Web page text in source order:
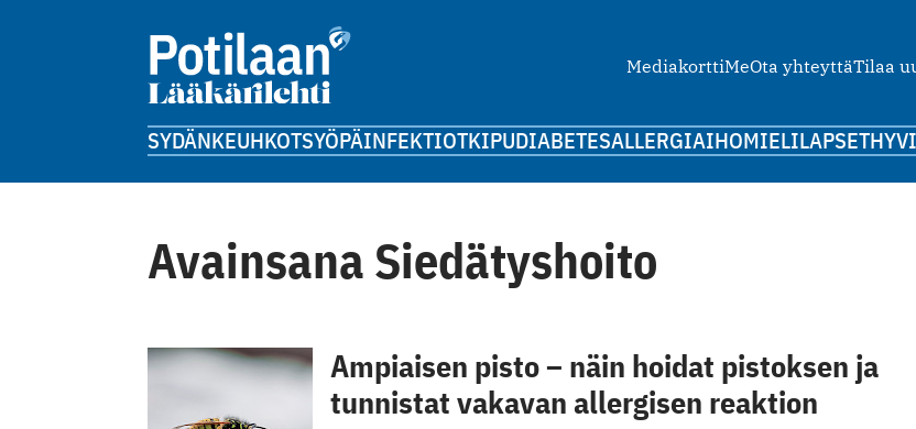
MediakorttiMeOta yhteyttäTilaa
SYDÄNKEUHKOTSYÖPÄINFEKTIOTKIPUDIABETESALLERGIAIHOMIELILAPSET
Avainsana Siedätyshoito
Ampiaisen pisto – näin hoidat pistoksen ja
tunnistat vakavan allergisen reaktion